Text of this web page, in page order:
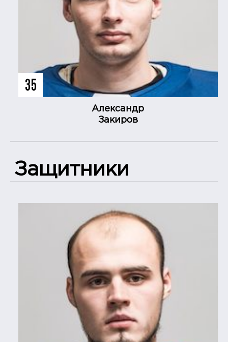
35
Александр
Закиров
Защитники